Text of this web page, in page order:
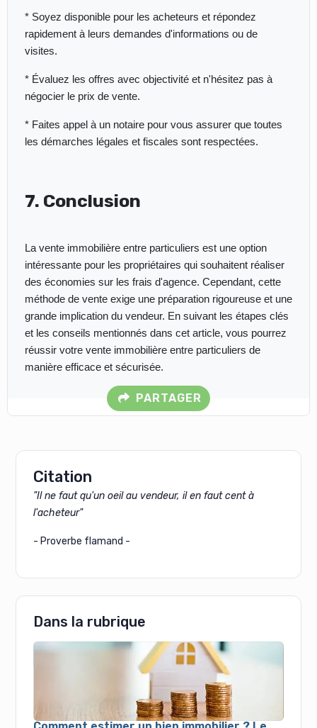
* Soyez disponible pour les acheteurs et répondez
rapidement à leurs demandes d'informations ou de
visites.
* Évaluez les offres avec objectivité et n'hésitez pas à
négocier le prix de vente.
* Faites appel à un notaire pour vous assurer que toutes
les démarches légales et fiscales sont respectées.
7. Conclusion
La vente immobilière entre particuliers est une option
intéressante pour les propriétaires qui souhaitent réaliser
des économies sur les frais d'agence. Cependant, cette
méthode de vente exige une préparation rigoureuse et une
grande implication du vendeur. En suivant les étapes clés
et les conseils mentionnés dans cet article, vous pourrez
réussir votre vente immobilière entre particuliers de
manière efficace et sécurisée.
PARTAGER
Citation
"Il ne faut qu'un oeil au vendeur, il en faut cent à
l'acheteur"
- Proverbe flamand -
Dans la rubrique